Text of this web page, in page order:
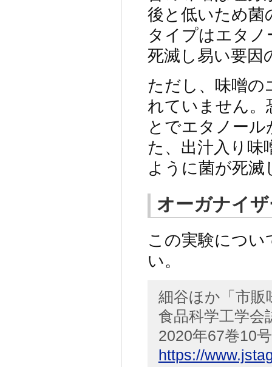
後と低いため菌
タイプはエタ
死滅し易い要因
ただし、味噌の
れていません。
とでエタノー
た、出汁入り味
ように菌が死
オーガナイ
この実験につ
い。
細谷ほか「市販
食品科学工学会
2020年67巻10
https://